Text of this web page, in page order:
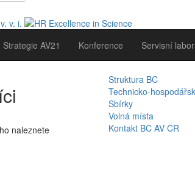
Strategie AV21 Konference Servisní
naleznete
Struktura BC
Technicko-
Sbírky
Volná místa
Kontakt BC AV ČR